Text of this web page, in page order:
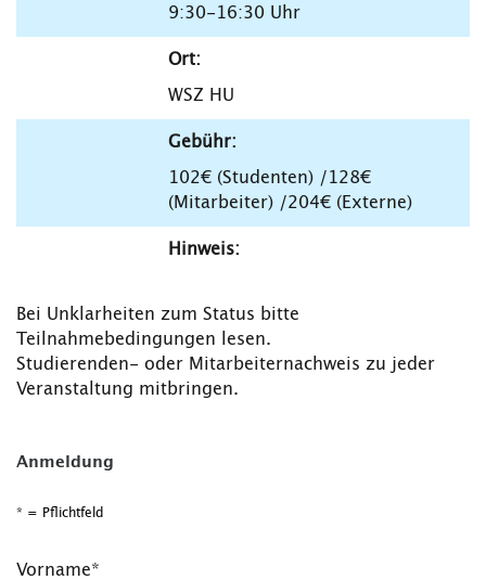
9:30-16:30 Uhr
Ort:
WSZ HU
Gebühr:
102€ (Studenten) /128€
(Mitarbeiter) /204€ (Externe)
Hinweis:
Bei Unklarheiten zum Status bitte
Teilnahmebedingungen lesen.
Studierenden- oder Mitarbeiternachweis zu jeder
Veranstaltung mitbringen.
Anmeldung
* = Pflichtfeld
Vorname*